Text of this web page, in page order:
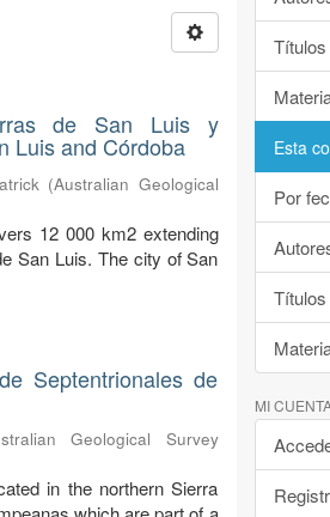
de San Luis y
Luis and Córdoba
(Australian Geological
12 000 km2 extending
San Luis. The city of San
Septentrionales de
Geological Survey
in the northern Sierra
Títulos
Esta
Por
Títulos
MI